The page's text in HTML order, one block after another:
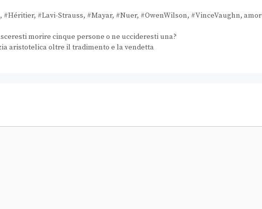
, #Héritier, #Lavi-Strauss, #Mayar, #Nuer, #OwenWilson, #VinceVaughn,
morire cinque persone o ne uccideresti una?
aristotelica oltre il tradimento e la vendetta